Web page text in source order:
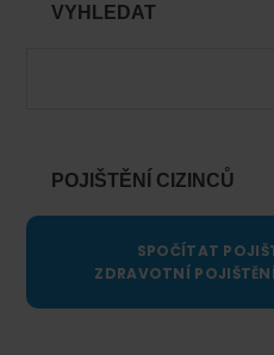
VYHLEDAT
POJIŠTĚNÍ CIZINCŮ
SPOČÍTAT
ZDRAVOTNÍ